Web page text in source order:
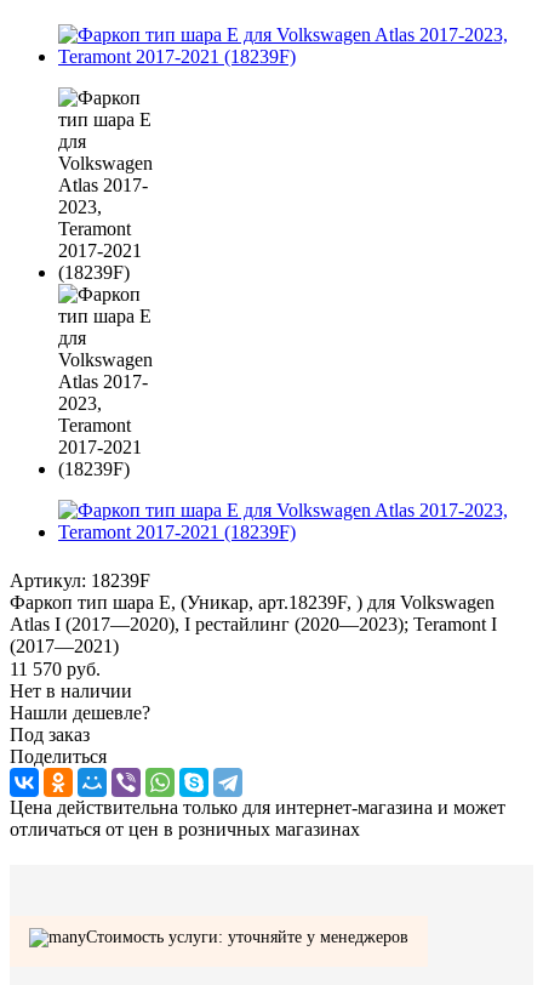
Артикул: 18239F
Фаркоп тип шара E, (Уникар, арт.18239F, ) для Volkswagen
Atlas I (2017—2020), I рестайлинг (2020—2023); Teramont I
(2017—2021)
11 570 руб.
Нет в наличии
Нашли дешевле?
Под заказ
Поделиться
Цена действительна только для интернет-магазина и может
отличаться от цен в розничных магазинах
Стоимость услуги: уточняйте у менеджеров